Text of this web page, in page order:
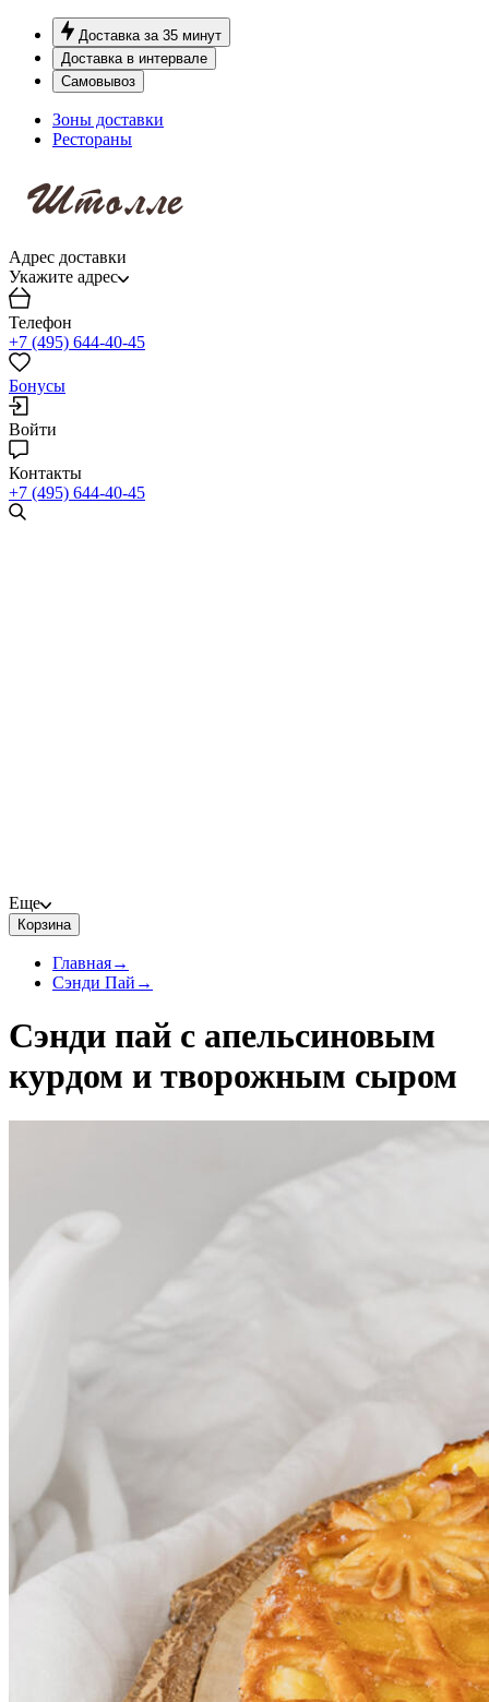
Доставка за 35 минут
Доставка в интервале
Самовывоз
Зоны доставки
Рестораны
Адрес доставки
Укажите адрес
Телефон
+7 (495) 644-40-45
Бонусы
Войти
Контакты
+7 (495) 644-40-45
Еще
Корзина
Главная→
Сэнди Пай →
Сэнди пай с апельсиновым
курдом и творожным сыром